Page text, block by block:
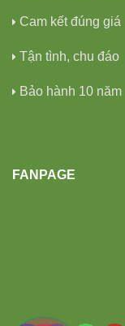
Cam kết đúng giá
Tận tình, chu đáo
Bảo hành 10 năm
FANPAGE